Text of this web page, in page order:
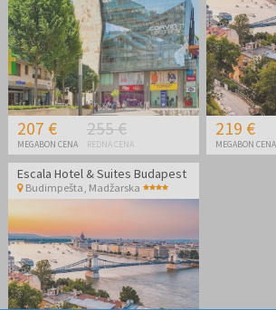
207 €
MEGABON CENA
255 €
REDNA CENA
219 €
MEGABON CENA
Escala Hotel & Suites Budapest
Budimpešta Madžarska